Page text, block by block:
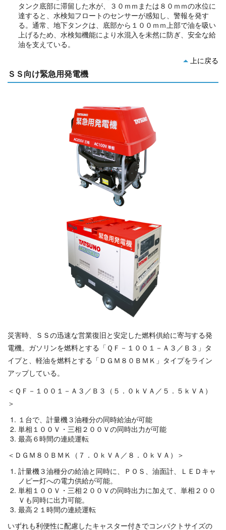
タンク底部に滞留した水が、３０ｍｍまたは８０ｍｍの水位に
達すると、水検知フロートのセンサーが感知し、警報を発す
る。通常、地下タンクは、底部から１００ｍｍ上部で油を吸い
上げるため、水検知機能により水混入を未然に防ぎ、安全な給
油を支えている。
上に戻る
ＳＳ向け緊急用発電機
災害時、ＳＳの迅速な営業復旧と安定した燃料供給に寄与する発
電機。ガソリンを燃料とする「ＱＦ－１００１－Ａ３／Ｂ３」タ
イプと、軽油を燃料とする「ＤＧＭ８０ＢＭＫ」タイプをライン
アップしている。
＜ＱＦ－１００１－Ａ３／Ｂ３（５．０ｋＶＡ／５．５ｋＶＡ）
＞
１台で、計量機３油種分の同時給油が可能
単相１００Ｖ・三相２００Ｖの同時出力が可能
最高６時間の連続運転
＜ＤＧＭ８０ＢＭＫ（７．０ｋＶＡ／８．０ｋＶＡ）＞
計量機３油種分の給油と同時に、ＰＯＳ、油面計、ＬＥＤキャ
ノピー灯への電力供給が可能。
単相１００Ｖ・三相２００Ｖの同時出力に加えて、単相２００
Ｖも同時に出力可能。
最高２１時間の連続運転
いずれも利便性に配慮したキャスター付きでコンパクトサイズの